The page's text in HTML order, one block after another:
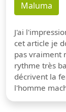
Maluma
J'ai
cet article je
pas vraiment
rythme très
décrivent la
l'homme